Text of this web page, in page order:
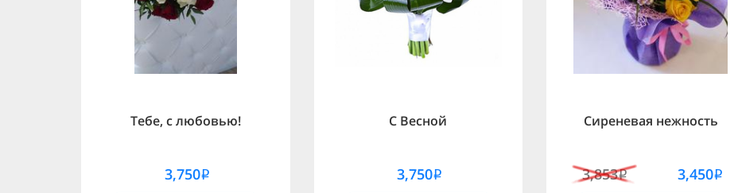
Тебе, с любовью!
3,750i
С Весной
3,750i
Сиреневая нежность
3,853i 3,450i